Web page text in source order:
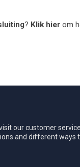
? Klik hier om
our customer service
and different ways